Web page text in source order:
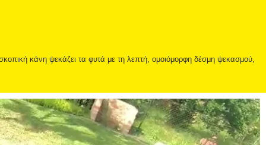
κάνη ψεκάζει τα φυτά με τη λεπτή, ομοιόμορφη δέσμη ψεκασμού,